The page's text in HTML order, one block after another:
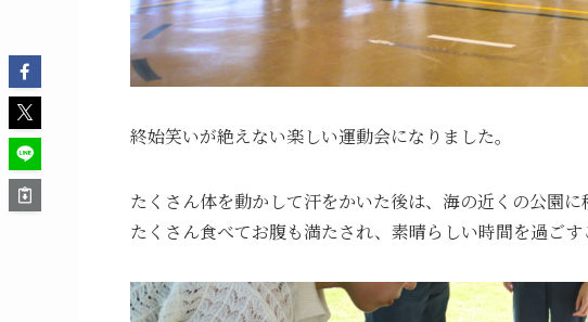
終始笑いが絶えない楽しい運動会になりました。
たくさん体を動かして汗をかいた後は、海の近くの公園に
たくさん食べてお腹も満たされ、素晴らしい時間を過ごす